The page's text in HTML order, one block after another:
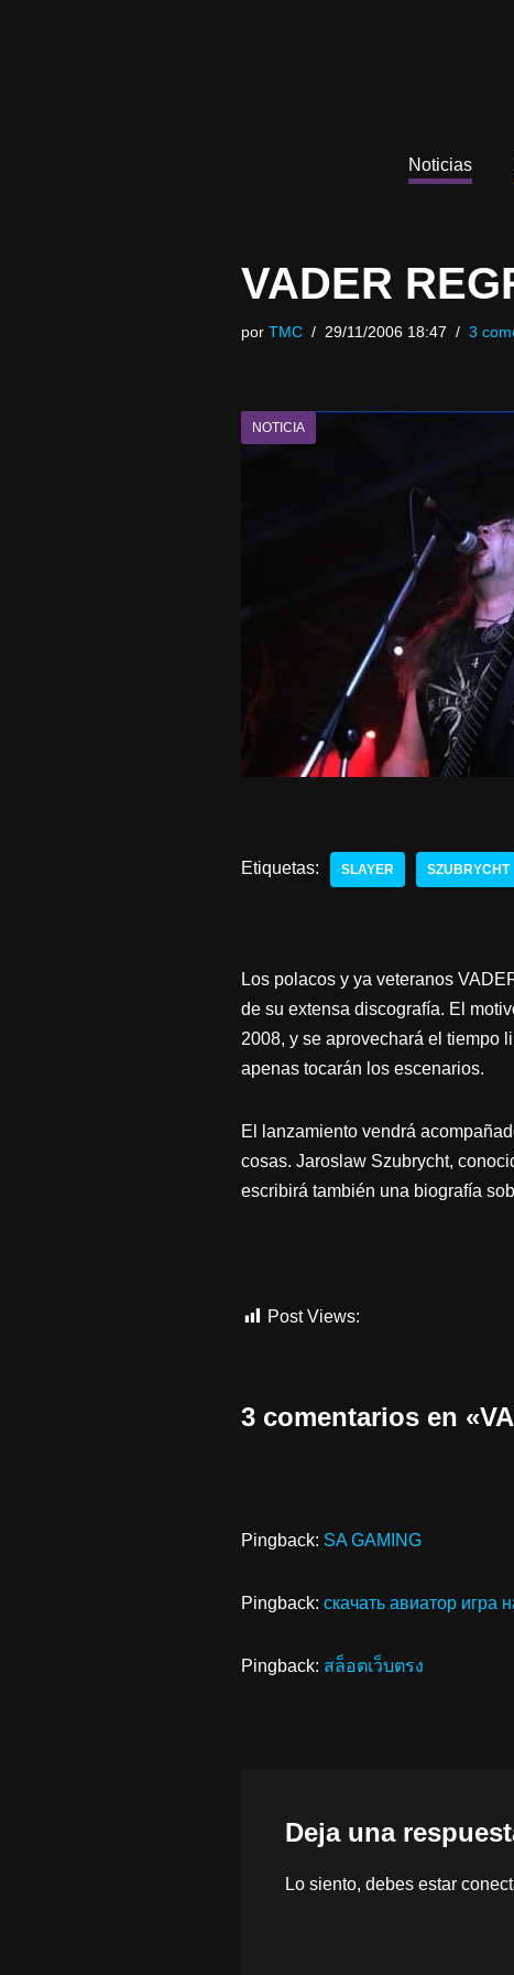
Noticias
VADER
por TMC 29/11/2006 18:47 3
NOTICIA
Etiquetas: SLAYER SZUBRYCHT
Los polacos y ya veteranos
de su extensa discografía. El
2008, y se aprovechará el tiempo
apenas tocarán los escenarios.
El lanzamiento vendrá
cosas. Jaroslaw Szubrycht,
escribirá también una biografía
Post Views:
3 comentarios en
Pingback: SA GAMING
Pingback: скачать авиатор игра
Pingback: สล็อตเว็บตรง
Deja una
Lo siento, debes estar